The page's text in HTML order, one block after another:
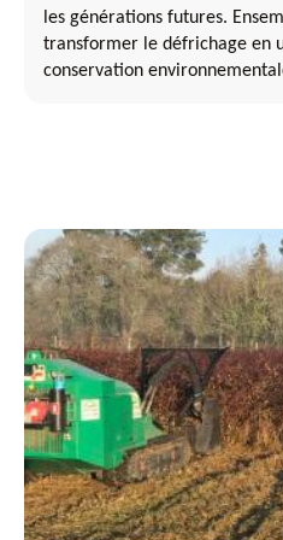
les générations futures.
transformer le défrichage en
conservation